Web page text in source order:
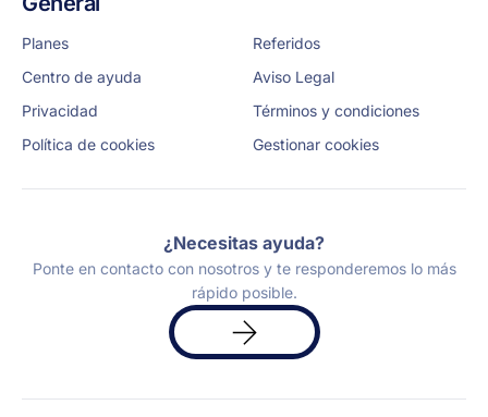
Planes
Referidos
Centro de ayuda
Aviso Legal
Privacidad
Términos y condiciones
Política de cookies
Gestionar cookies
¿Necesitas ayuda?
Ponte en contacto con nosotros y te responderemos lo más
rápido posible.
Solicita
una
demo